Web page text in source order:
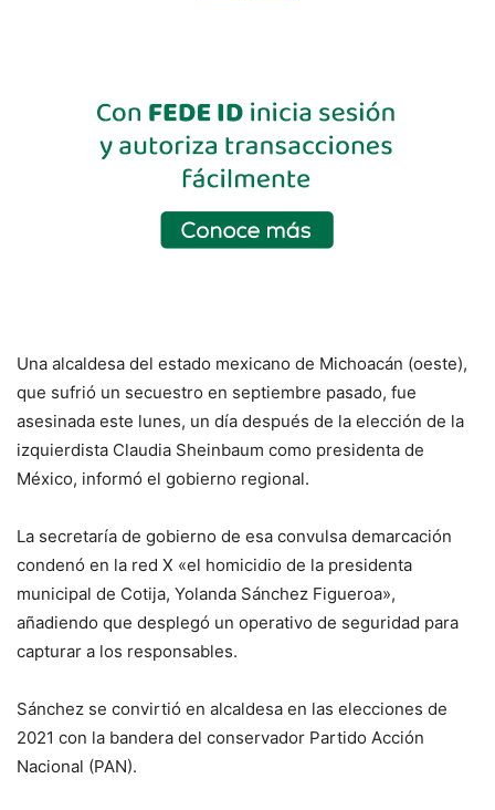
Una alcaldesa del estado mexicano de Michoacán (oeste),
que sufrió un secuestro en septiembre pasado, fue
asesinada este lunes, un día después de la elección de la
izquierdista Claudia Sheinbaum como presidenta de
México, informó el gobierno regional.
La secretaría de gobierno de esa convulsa demarcación
condenó en la red X «el homicidio de la presidenta
municipal de Cotija, Yolanda Sánchez Figueroa»,
añadiendo que desplegó un operativo de seguridad para
capturar a los responsables.
Sánchez se convirtió en alcaldesa en las elecciones de
2021 con la bandera del conservador Partido Acción
Nacional (PAN).